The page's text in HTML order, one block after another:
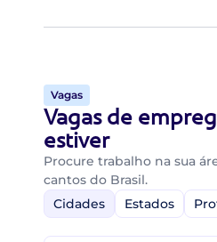
Vagas
Vagas de
estiver
Procure trabalho na sua
cantos do Brasil.
Cidades
Estados